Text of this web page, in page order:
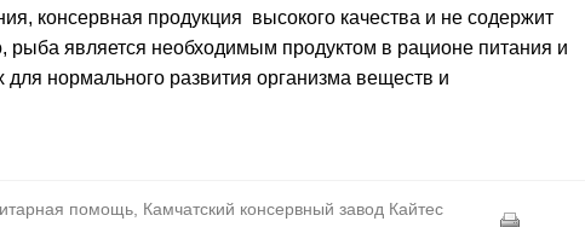
консервная продукция высокого качества и не содержит
рыба является необходимым продуктом в рационе питания и
нормального развития организма веществ и
помощь, Камчатский консервный завод Кайтес